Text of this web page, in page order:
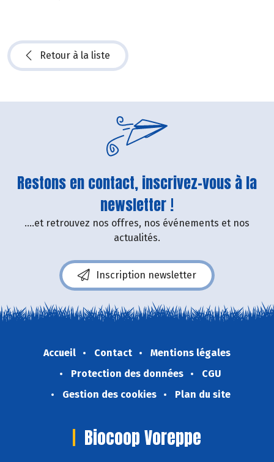
Retour à la liste
Restons en contact, inscrivez-vous à la
newsletter !
....et retrouvez nos offres, nos événements et nos
actualités.
Inscription newsletter
Accueil Contact
Mentions légales
Protection des données
CGU
Gestion des cookies
Plan du site
Biocoop Voreppe